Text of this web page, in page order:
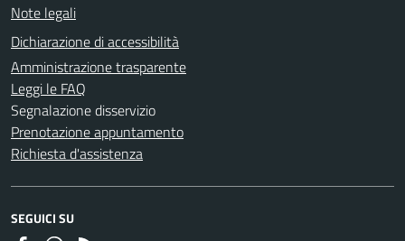
Note legali
Dichiarazione di accessibilità
Amministrazione trasparente
Leggi le FAQ
Segnalazione disservizio
Prenotazione appuntamento
Richiesta d'assistenza
SEGUICI SU